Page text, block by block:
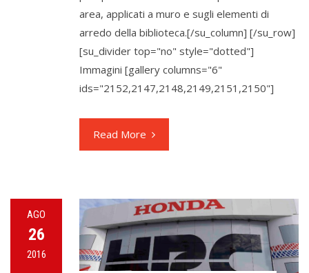
area, applicati a muro e sugli elementi di
arredo della biblioteca.[/su_column] [/su_row]
[su_divider top="no" style="dotted"]
Immagini [gallery columns="6"
ids="2152,2147,2148,2149,2151,2150"]
Read More
AGO
26
2016